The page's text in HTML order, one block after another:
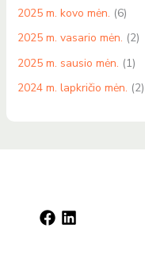
2025 m. kovo mėn. (6)
2025 m. vasario mėn. (2)
2025 m. sausio mėn. (1)
2024 m. lapkričio mėn. (2)